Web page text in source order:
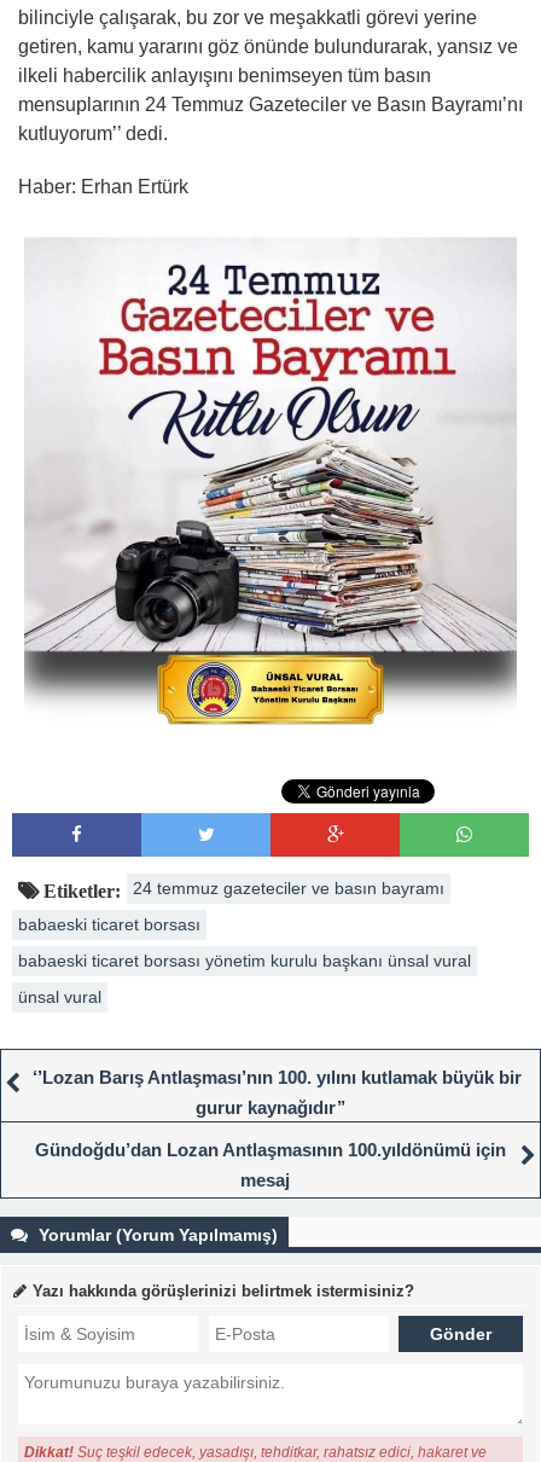
bilinciyle çalışarak, bu zor ve meşakkatli görevi yerine
getiren, kamu yararını göz önünde bulundurarak, yansız ve
ilkeli habercilik anlayışını benimseyen tüm basın
mensuplarının 24 Temmuz Gazeteciler ve Basın Bayramı’nı
kutluyorum’’ dedi.
Haber: Erhan Ertürk
Etiketler:
24 temmuz gazeteciler ve basın bayramı
babaeski ticaret borsası
babaeski ticaret borsası yönetim kurulu başkanı ünsal vural
ünsal vural
‘’Lozan Barış Antlaşması’nın 100. yılını kutlamak büyük bir
gurur kaynağıdır’’
Gündoğdu’dan Lozan Antlaşmasının 100.yıldönümü için
mesaj
Yorumlar (Yorum Yapılmamış)
Yazı hakkında görüşlerinizi belirtmek istermisiniz?
Dikkat! Suç teşkil edecek, yasadışı, tehditkar, rahatsız edici, hakaret ve